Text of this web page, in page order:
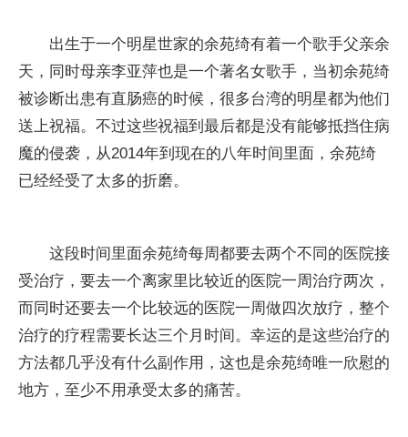
出生于一个明星世家的余苑绮有着一个歌手父亲余
天，同时母亲李亚萍也是一个著名女歌手，当初余苑绮
被诊断出患有直肠癌的时候，很多台湾的明星都为他们
送上祝福。不过这些祝福到最后都是没有能够抵挡住病
魔的侵袭，从2014年到现在的八年时间里面，余苑绮
已经经受了太多的折磨。
这段时间里面余苑绮每周都要去两个不同的医院接
受治疗，要去一个离家里比较近的医院一周治疗两次，
而同时还要去一个比较远的医院一周做四次放疗，整个
治疗的疗程需要长达三个月时间。幸运的是这些治疗的
方法都几乎没有什么副作用，这也是余苑绮唯一欣慰的
地方，至少不用承受太多的痛苦。